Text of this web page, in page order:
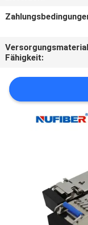
MIT
IN
VERBINDUNG
SITEMAP
Fähigkeit: